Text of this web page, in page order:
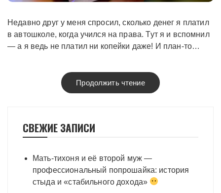
Недавно друг у меня спросил, сколько денег я платил
в автошколе, когда учился на права. Тут я и вспомнил
— а я ведь не платил ни копейки даже! И план-то…
Продолжить чтение
СВЕЖИЕ ЗАПИСИ
Мать-тихоня и её второй муж —
профессиональный попрошайка: история
стыда и «стабильного дохода»